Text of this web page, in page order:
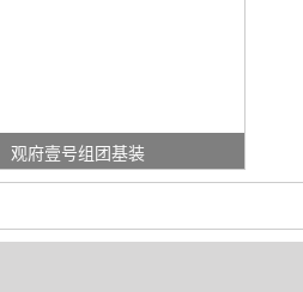
观府壹号组团基装